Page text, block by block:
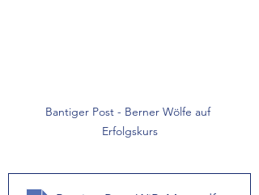
Bantiger Post - Berner Wölfe auf
Erfolgskurs